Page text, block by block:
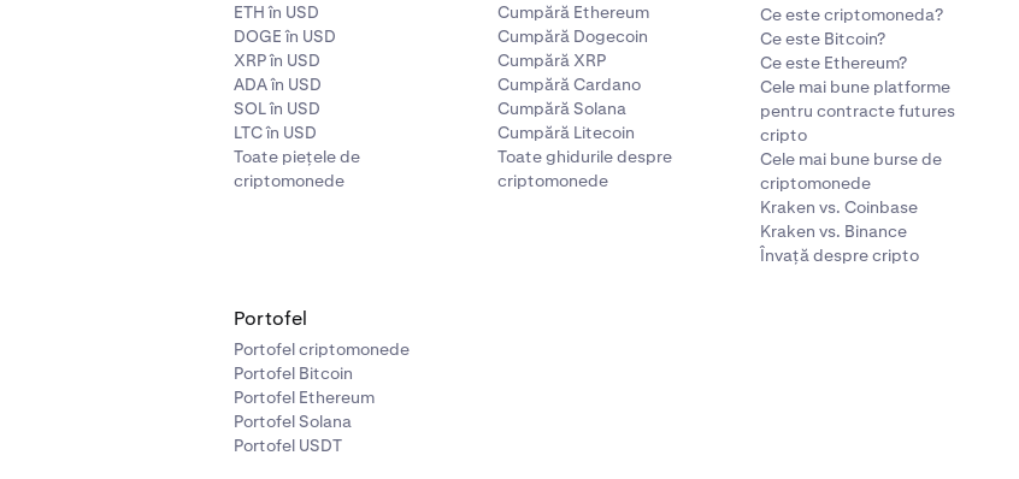
ETH în USD
DOGE în USD
XRP în USD
ADA în USD
SOL în USD
LTC în USD
Toate piețele de
criptomonede
Cumpără Ethereum
Cumpără Dogecoin
Cumpără XRP
Cumpără Cardano
Cumpără Solana
Cumpără Litecoin
Toate ghidurile despre
criptomonede
Ce este criptomoneda?
Ce este Bitcoin?
Ce este Ethereum?
Cele mai bune platforme
pentru contracte futures
cripto
Cele mai bune burse de
criptomonede
Kraken vs. Coinbase
Kraken vs. Binance
Învață despre cripto
Portofel
Portofel criptomonede
Portofel Bitcoin
Portofel Ethereum
Portofel Solana
Portofel USDT